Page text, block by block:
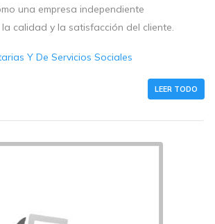
una empresa independiente
calidad y la satisfacción del cliente.
Y De Servicios Sociales
LEER TODO